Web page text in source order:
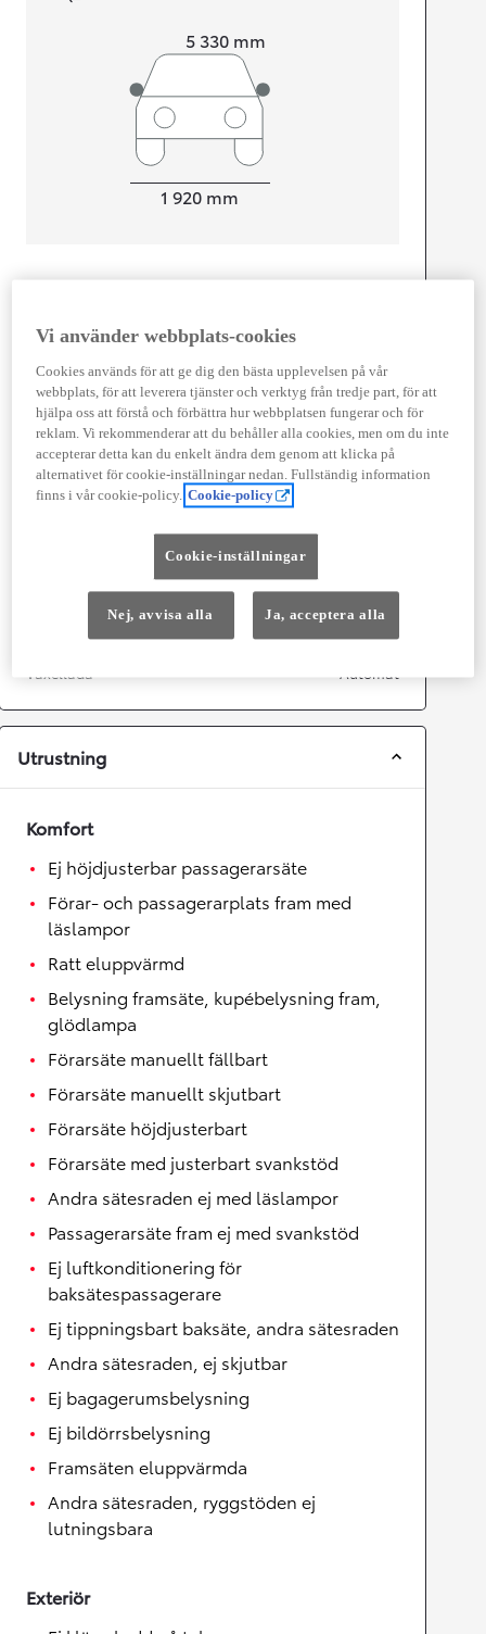
5 330 mm
1 920 mm
Kombinerad Co2
Motor
Effekt 100 kw (136 hk)
Växellåda
Automat
Utrustning
Komfort
Ej höjdjusterbar passagerarsäte
Förar- och passagerarplats fram med
läslampor
Ratt eluppvärmd
Belysning framsäte, kupébelysning fram,
glödlampa
Förarsäte manuellt fällbart
Förarsäte manuellt skjutbart
Förarsäte höjdjusterbart
Förarsäte med justerbart svankstöd
Andra sätesraden ej med läslampor
Passagerarsäte fram ej med svankstöd
Ej luftkonditionering för
baksätespassagerare
Ej tippningsbart baksäte, andra sätesraden
Andra sätesraden, ej skjutbar
Ej bagagerumsbelysning
Ej bildörrsbelysning
Framsäten eluppvärmda
Andra sätesraden, ryggstöden ej
lutningsbara
Exteriör
Vi använder webbplats-cookies
Cookies används för att ge dig den bästa upplevelsen på vår
webbplats, för att leverera tjänster och verktyg från tredje part, för att
hjälpa oss att förstå och förbättra hur webbplatsen fungerar och för
reklam. Vi rekommenderar att du behåller alla cookies, men om du inte
accepterar detta kan du enkelt ändra dem genom att klicka på
alternativet för cookie-inställningar nedan. Fullständig information
finns i vår cookie-policy. Cookie-policy
Cookie-inställningar
Nej, avvisa alla Ja, acceptera alla